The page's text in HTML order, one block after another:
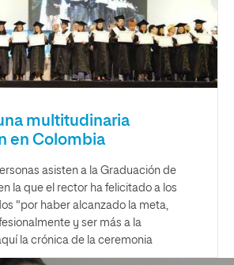
multitudinaria
en Colombia
asisten a la Graduación de
la que el rector ha felicitado a los
"por haber alcanzado la meta,
y ser más a la
la crónica de la ceremonia